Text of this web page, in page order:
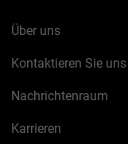
Über uns
Kontaktieren Sie uns
Nachrichtenraum
Karrieren